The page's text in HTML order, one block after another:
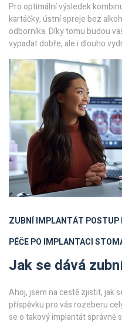
Pro optimální výsledek
kartáčky, ústní spreje bez
odborníka. Díky tomu budou
vypadat dobře, ale i dlouho
ZUBNÍ IMPLANTÁT
PÉČE PO IMPLANTACI
Jak se dává
Ahoj, jsem na cestě zjistit, jak
příspěvku pro vás rozeberu
se o takový implantát správně